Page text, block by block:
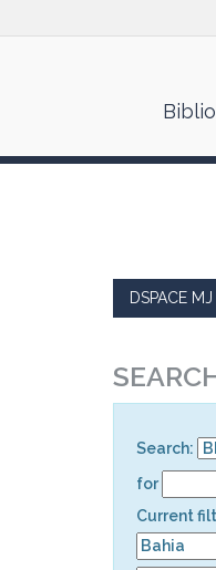
DSPACE MJ
Search:
for
Current